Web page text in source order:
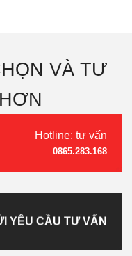
VÀ TƯ
Hotline: tư vấn
0865.283.168
YÊU CẦU TƯ VẤN